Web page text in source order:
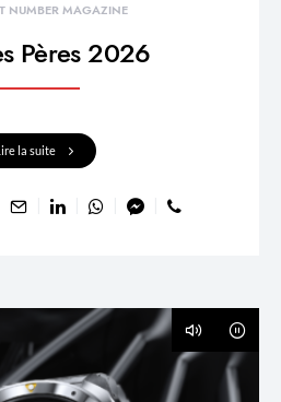
NUMBER MAGAZINE
Pères 2026
la suite